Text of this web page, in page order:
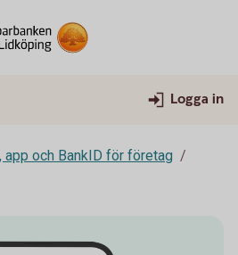
Logga in
app och BankID för företag